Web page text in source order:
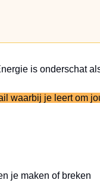
is onderschat
waarbij je leert om
je maken of breken